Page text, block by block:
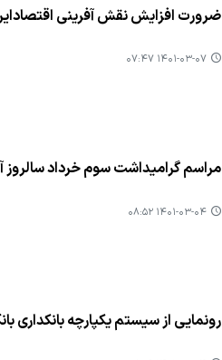
ضرورت افزایش نقش آفرینی
۱۴۰۱-۰۳-۰۷ ۰۷:۴۷
مراسم گرامیداشت سوم خرداد سالروز
۱۴۰۱-۰۳-۰۴ ۰۸:۵۲
رونمایی از سیستم یكپارچه بانكداری